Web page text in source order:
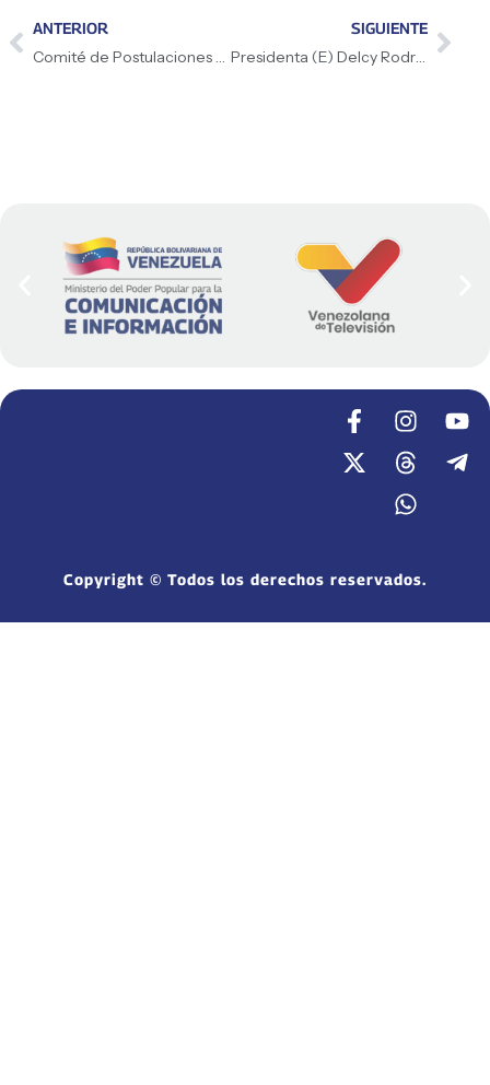
ANTERIOR SIGUIENTE
Presidenta (E) Delcy Rodríguez sostuvo encuentro con Secretario General de la IILA
Copyright © Todos los derechos reservados.